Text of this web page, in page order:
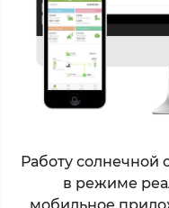
Работу солнечной
в режиме